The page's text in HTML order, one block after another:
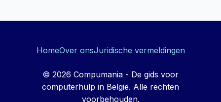
HomeOver onsJuridische vermeldingen
© 2026 Compumania - De gids voor
computerhulp in België. Alle rechten
voorbehouden.